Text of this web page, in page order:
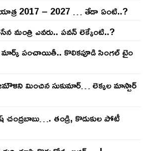
2017 – 2027 … తేడా ఏంటి..?
మంత్రి ఎవ‌రు.. ప‌వ‌న్ లెక్కేంటి..?
మార్క్ పంచాయితీ.. కొలిక‌పూడి సింగ‌ల్ టైం
మించిన సుకుమార్‌… లెక్క‌ల మాస్టార్
తండ్రి, కొడుకుల పోటీ